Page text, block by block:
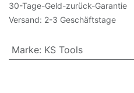
30-Tage-Geld-zurück-Garantie
Versand: 2-3 Geschäftstage
Marke: KS Tools